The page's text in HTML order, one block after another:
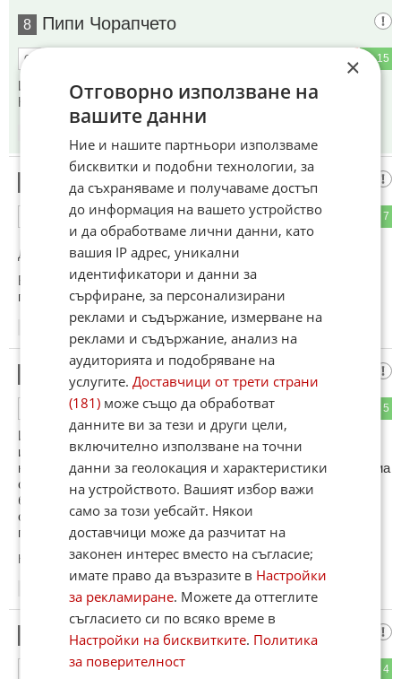
8 Пипи Чорапчето
15
ОТГОВОР
И КЗК се събуди, готова да се труди...
Направо сте жалки! И абсолютно безполезни...
Съдията Дред
7
ОТГОВОР
До коментар#5от "Как'Сийка":
Всъщност така е почти от 22 години, откак Костов им
продаде Нефтохима.
12.11.2021
Франки
5
ОТГОВОР
И какъв е проблемът нашите западни "партньори" да
инвестират в нова рафинерия у нас? Шел, ОМВ защо не
намалят цените? Лукойл и да се възползва от монополизма
си у нас, то се губи на фона на високите акцизи и
безумното за икономика като нашата ДДС, но това удобно
се премълчава, както и фактът, че един данък се облага
пряко с друг данък.
Коментиран от#11
Да бе да
4
ОТГОВОР
×
Отговорно използване на
вашите данни
Ние и нашите партньори използваме
бисквитки и подобни технологии, за
да съхраняваме и получаваме достъп
до информация на вашето устройство
и да обработваме лични данни, като
вашия IP адрес, уникални
идентификатори и данни за
сърфиране, за персонализирани
реклами и съдържание, измерване на
реклами и съдържание, анализ на
аудиторията и подобряване на
услугите.Доставчици от трети страни
(181) може също да обработват
данните ви за тези и други цели,
включително използване на точни
данни за геолокация и характеристики
на устройството. Вашият избор важи
само за този уебсайт. Някои
доставчици може да разчитат на
законен интерес вместо на съгласие;
имате право да възразите в Настройки
за рекламиране. Можете да оттеглите
съгласието си по всяко време в
Настройки на бисквитките. Политика
за поверителност